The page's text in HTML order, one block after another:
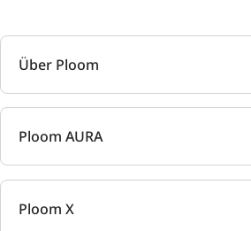
Über Ploom
Ploom AURA
Ploom X